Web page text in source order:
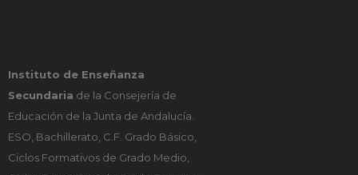
Instituto de Enseñanza
Secundaria de la Consejería de
Educación de la Junta de Andalucía.
ESO, Bachillerato, C.F. Grado Básico,
Ciclos Formativos de Grado Medio,